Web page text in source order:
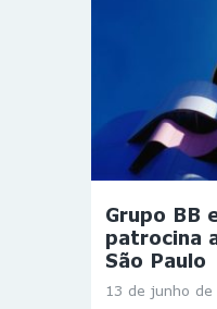
Grupo BB
patrocina
São Paulo
13 de junho de